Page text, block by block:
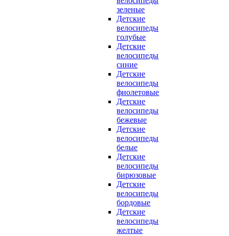
зеленые
Детские
велосипеды
голубые
Детские
велосипеды
синие
Детские
велосипеды
фиолетовые
Детские
велосипеды
бежевые
Детские
велосипеды
белые
Детские
велосипеды
бирюзовые
Детские
велосипеды
бордовые
Детские
велосипеды
желтые